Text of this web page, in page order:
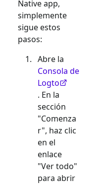
Native app,
simplemente
sigue estos
pasos:
Abre la
Consola de
Logto
. En la
sección
"Comenza
r", haz clic
en el
enlace
"Ver todo"
para abrir